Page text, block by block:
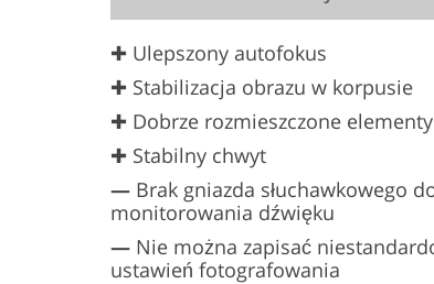
✚ Ulepszony autofokus
✚ Stabilizacja obrazu w korpusie
✚ Dobrze rozmieszczone
✚ Stabilny chwyt
— Brak gniazda słuchawkowego
monitorowania dźwięku
— Nie można zapisać
ustawień fotografowania